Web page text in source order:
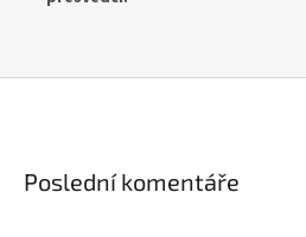
Poslední komentáře